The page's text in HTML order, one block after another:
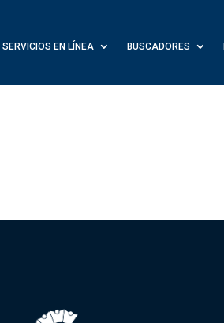
SERVICIOS EN LÍNEA BUSCADORES